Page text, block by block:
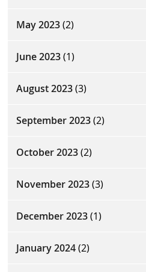
May 2023(2)
June 2023(1)
August 2023(3)
September 2023(2)
October 2023(2)
November 2023(3)
December 2023(1)
January 2024(2)